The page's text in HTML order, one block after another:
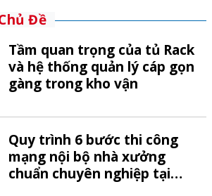
Đề
Tầm quan trọng của tủ Rack
và hệ thống quản lý cáp gọn
gàng trong kho vận
Quy trình 6 bước thi công
mạng nội bộ nhà xưởng
chuẩn chuyên nghiệp tại